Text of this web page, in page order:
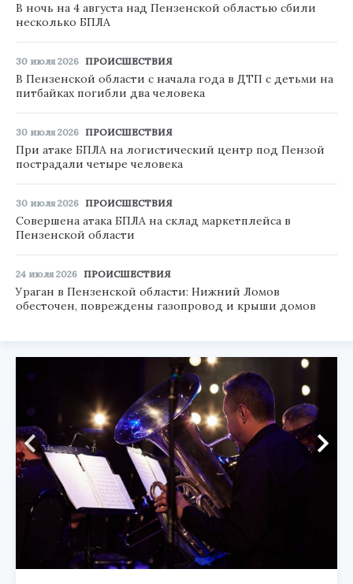
В ночь на 4 августа над Пензенской областью сбили
несколько БПЛА
30 июля 2026 ПРОИСШЕСТВИЯ
В Пензенской области с начала года в ДТП с детьми на
питбайках погибли два человека
30 июля 2026 ПРОИСШЕСТВИЯ
При атаке БПЛА на логистический центр под Пензой
пострадали четыре человека
30 июля 2026 ПРОИСШЕСТВИЯ
Совершена атака БПЛА на склад маркетплейса в
Пензенской области
24 июля 2026 ПРОИСШЕСТВИЯ
Ураган в Пензенской области: Нижний Ломов
обесточен, повреждены газопровод и крыши домов